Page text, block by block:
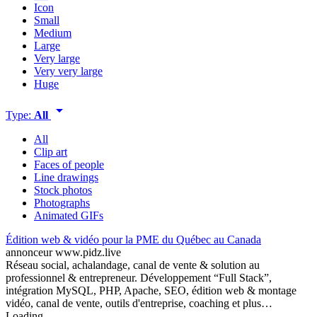
Icon
Small
Medium
Large
Very large
Very very large
Huge
Type: All arrow_drop_down
All
Clip art
Faces of people
Line drawings
Stock photos
Photographs
Animated GIFs
Édition web & vidéo pour la PME du Québec au Canada
annonceurwww.pidz.live
Réseau social, achalandage, canal de vente & solution au
professionnel & entrepreneur. Développement “Full Stack”,
intégration MySQL, PHP, Apache, SEO, édition web & montage
vidéo, canal de vente, outils d'entreprise, coaching et plus…